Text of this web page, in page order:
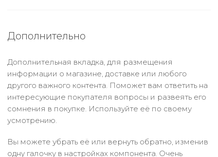
Дополнительно
Дополнительная вкладка, для размещения
информации о магазине, доставке или любого
другого важного контента. Поможет вам ответить на
интересующие покупателя вопросы и развеять его
сомнения в покупке. Используйте её по своему
усмотрению.
Вы можете убрать её или вернуть обратно, изменив
одну галочку в настройках компонента. Очень